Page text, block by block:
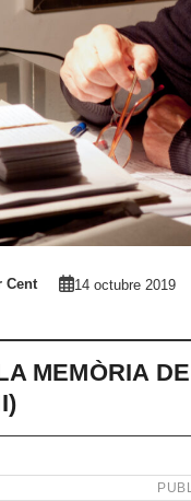
Cent 14 octubre 2019
MEMÒRIA